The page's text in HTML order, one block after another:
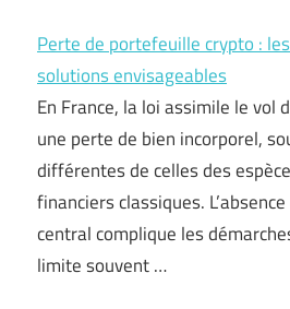
Perte de portefeuille crypto :
solutions envisageables
En France, la loi assimile le vol
une perte de bien incorporel,
différentes de celles des
financiers classiques.
central complique les
limite souvent …